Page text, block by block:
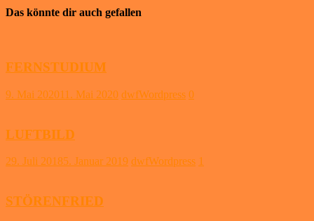
Das könnte dir auch gefallen
FERNSTUDIUM
9. Mai 202011. Mai 2020 dwfWordpress 0
LUFTBILD
29. Juli 20185. Januar 2019 dwfWordpress 1
STÖRENFRIED